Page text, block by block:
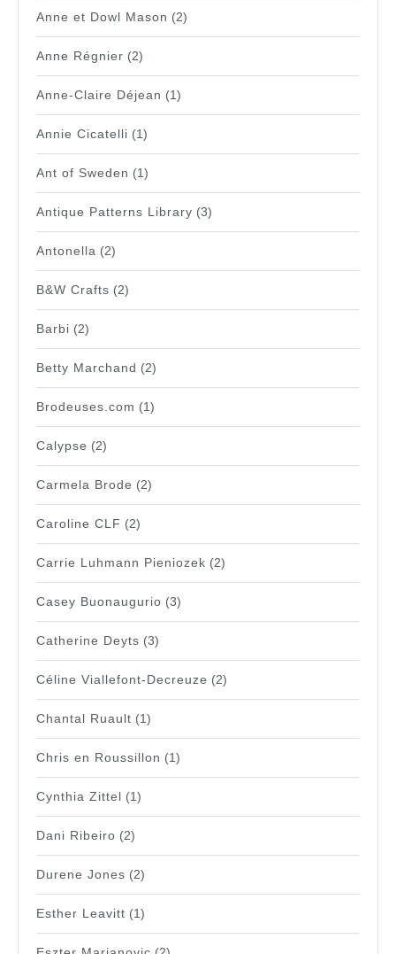
Anne et Dowl Mason (2)
Anne Régnier (2)
Anne-Claire Déjean (1)
Annie Cicatelli (1)
Ant of Sweden (1)
Antique Patterns Library (3)
Antonella (2)
B&W Crafts (2)
Barbi (2)
Betty Marchand (2)
Brodeuses.com (1)
Calypse (2)
Carmela Brode (2)
Caroline CLF (2)
Carrie Luhmann Pieniozek (2)
Casey Buonaugurio (3)
Catherine Deyts (3)
Céline Viallefont-Decreuze (2)
Chantal Ruault (1)
Chris en Roussillon (1)
Cynthia Zittel (1)
Dani Ribeiro (2)
Durene Jones (2)
Esther Leavitt (1)